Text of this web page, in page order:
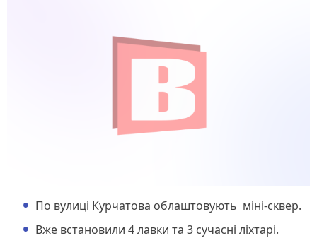
По вулиці Курчатова облаштовують міні-сквер.
Вже встановили 4 лавки та 3 сучасні ліхтарі.